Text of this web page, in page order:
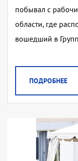
побывал с
области, где
вошедший в
ПОДРОБНЕЕ